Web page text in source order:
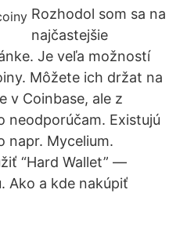
Rozhodol som sa na
najčastejšie
Je veľa možností
Môžete ich držat na
v Coinbase, ale z
neodporúčam. Existujú
napr. Mycelium.
“Hard Wallet” —
Ako a kde nakúpiť